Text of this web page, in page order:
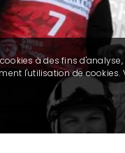
à des fins
l'utilisation de